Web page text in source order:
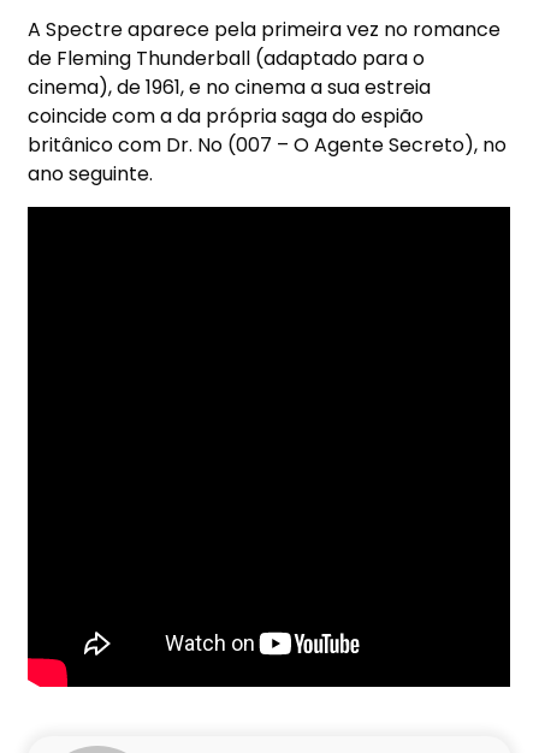
A Spectre aparece pela primeira vez no romance
de Fleming Thunderball (adaptado para o
cinema), de 1961, e no cinema a sua estreia
coincide com a da própria saga do espião
britânico com Dr. No (007 – O Agente Secreto), no
ano seguinte.